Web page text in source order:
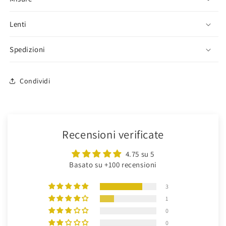
Lenti
Spedizioni
Condividi
Recensioni verificate
4.75 su 5
Basato su +100 recensioni
3
1
0
0